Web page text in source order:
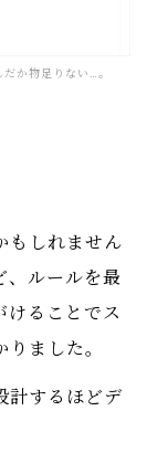
か物足りない…。
もしれません
、ルールを最
けることでス
ました。
計するほどデ